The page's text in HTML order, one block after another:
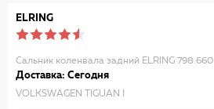
ELRING
Сальник коленвала задний ELRING 798.660
Доставка: Сегодня
VOLKSWAGEN TIGUAN I